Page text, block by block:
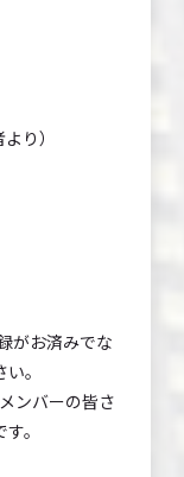
り）
がお済みでな
。
ンバーの皆さ
。